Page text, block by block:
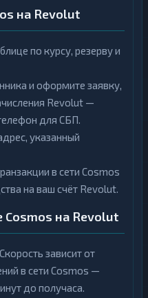
на Revolut
по курсу, резерву и
и оформите заявку,
Revolut —
для СБП.
указанный
в сети Cosmos
на ваш счёт Revolut.
Cosmos на Revolut
Скорость зависит от
в сети Cosmos —
до получаса.